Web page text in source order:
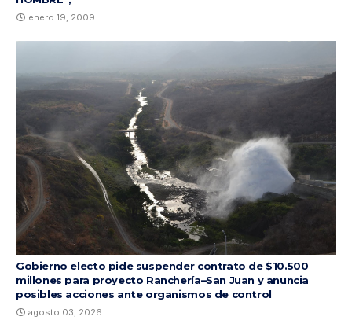
enero 19, 2009
Gobierno electo pide suspender contrato de $10.500
millones para proyecto Ranchería–San Juan y anuncia
posibles acciones ante organismos de control
agosto 03, 2026